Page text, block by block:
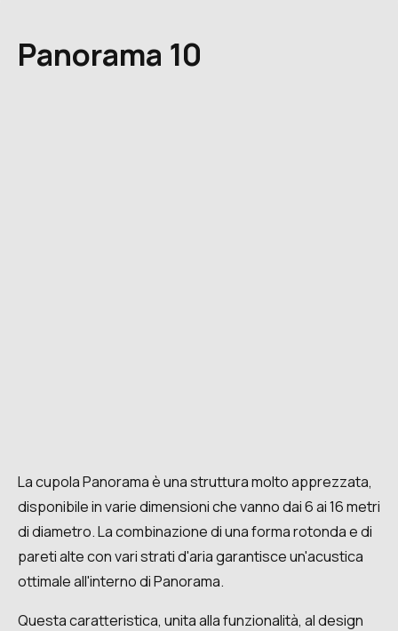
Panorama 10
La cupola Panorama è una struttura molto apprezzata,
disponibile in varie dimensioni che vanno dai 6 ai 16 metri
di diametro. La combinazione di una forma rotonda e di
pareti alte con vari strati d'aria garantisce un'acustica
ottimale all'interno di Panorama.
Questa caratteristica, unita alla funzionalità, al design